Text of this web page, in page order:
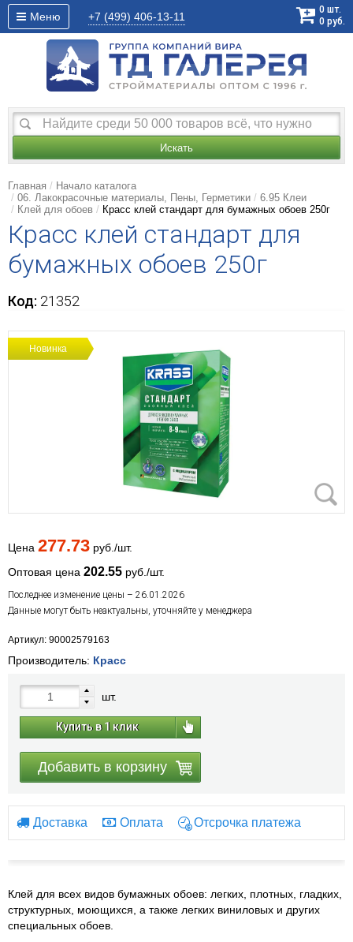
Меню +7 (499) 406-13-11
0 шт.
0 руб.
Искать
Главная
Начало каталога
06. Лакокрасочные материалы, Пены, Герметики
6.95 Клеи
Клей для обоев
Красс клей стандарт для бумажных обоев 250г
Красс клей стандарт для
бумажных обоев 250г
Код: 21352
Новинка
Цена 277.73 руб./шт.
Оптовая цена 202.55 руб./шт.
Последнее изменение цены – 26.01.2026
Данные могут быть неактуальны, уточняйте у менеджера
Артикул: 90002579163
Производитель: Красс
шт.
Купить в 1 клик
Добавить в корзину
Доставка Оплата Отсрочка платежа
Клей для всех видов бумажных обоев: легких, плотных, гладких,
структурных, моющихся, а также легких виниловых и других
специальных обоев.